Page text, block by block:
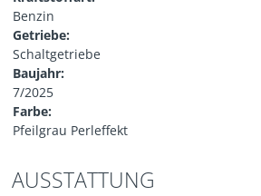
Benzin
Getriebe:
Schaltgetriebe
Baujahr:
7/2025
Farbe:
Pfeilgrau Perleffekt
AUSSTATTUNG